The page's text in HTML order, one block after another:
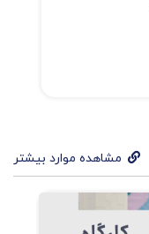
مشاهده موارد بیشتر